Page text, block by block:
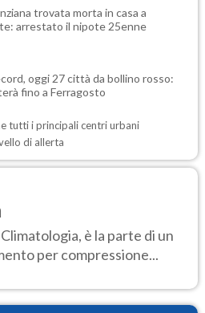
trovata morta in casa a
arrestato il nipote 25enne
oggi 27 città da bollino rosso:
fino a Ferragosto
tutti i principali centri urbani
di allerta
è la parte di un
per compressione...